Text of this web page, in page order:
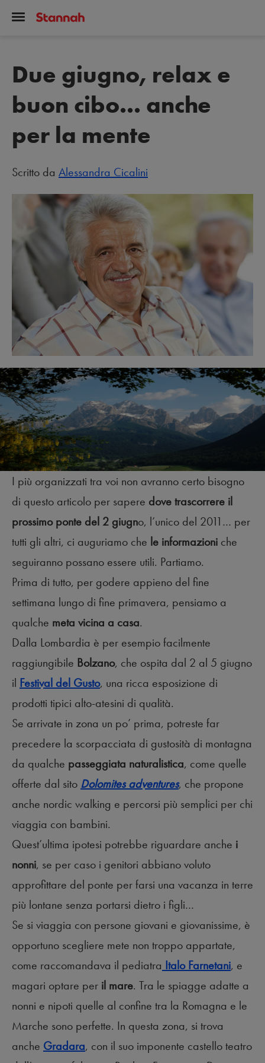
Due giugno, relax e
buon cibo... anche
per la mente
Scritto da Alessandra Cicalini
I più organizzati tra voi non avranno certo bisogno
di questo articolo per sapere dove trascorrere il
prossimo ponte del 2 giugno, l’unico del 2011… per
tutti gli altri, ci auguriamo che le informazioni che
seguiranno possano essere utili. Partiamo.
Prima di tutto, per godere appieno del fine
settimana lungo di fine primavera, pensiamo a
qualche meta vicina a casa.
Dalla Lombardia è per esempio facilmente
raggiungibile Bolzano, che ospita dal 2 al 5 giugno
il Festival del Gusto, una ricca esposizione di
prodotti tipici alto-atesini di qualità.
Se arrivate in zona un po’ prima, potreste far
precedere la scorpacciata di gustosità di montagna
da qualche passeggiata naturalistica, come quelle
offerte dal sito Dolomites adventures, che propone
anche nordic walking e percorsi più semplici per chi
viaggia con bambini.
Quest’ultima ipotesi potrebbe riguardare anche i
nonni, se per caso i genitori abbiano voluto
approfittare del ponte per farsi una vacanza in terre
più lontane senza portarsi dietro i figli…
Se si viaggia con persone giovani e giovanissime, è
opportuno scegliere mete non troppo appartate,
come raccomandava il pediatra Italo Farnetani, e
magari optare per il mare. Tra le spiagge adatte a
nonni e nipoti quelle al confine tra la Romagna e le
Marche sono perfette. In questa zona, si trova
anche Gradara, con il suo imponente castello teatro